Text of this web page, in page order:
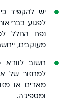
יש להקפיד
לפגוע
נפח החלל
מעוקבים,
חשוב לוודא
למחזור של
מאדים או
ומספיקה.